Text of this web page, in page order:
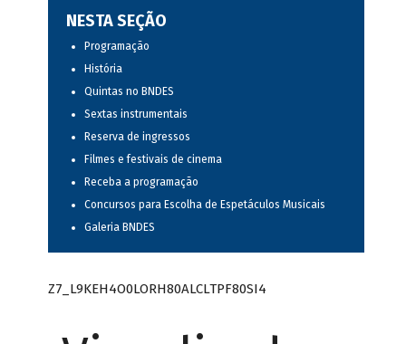
NESTA SEÇÃO
Programação
História
Quintas no BNDES
Sextas instrumentais
Reserva de ingressos
Filmes e festivais de cinema
Receba a programação
Concursos para Escolha de Espetáculos Musicais
Galeria BNDES
Z7_L9KEH4O0LORH80ALCLTPF80SI4